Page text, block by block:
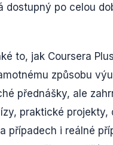
dostupný po celou
to, jak Coursera Plus
způsobu
přednášky, ale
praktické projekty,
případech i reálné